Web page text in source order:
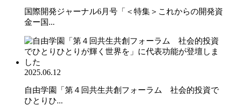
国際開発ジャーナル6月号「＜特集＞これからの開発資
金ー国...
2025.06.12
自由学園「第４回共生共創フォーラム 社会的投資で
ひとりひ...